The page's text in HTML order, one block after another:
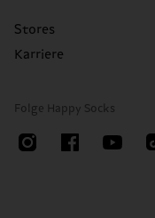
Stores
Karriere
Folge Happy Socks